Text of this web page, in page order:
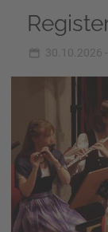
30.10.2026